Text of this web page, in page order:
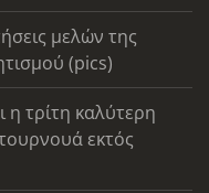
μελών της
(pics)
η τρίτη καλύτερη
εκτός